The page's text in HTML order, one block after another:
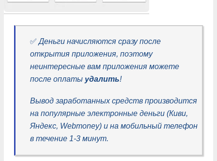
✅Деньги начисляются сразу после
открытия приложения, поэтому
неинтересные вам приложения можете
после оплаты удалить!
Вывод заработанных средств производится
на популярные электронные деньги (Киви,
Яндекс, Webmoney) и на мобильный телефон
в течение 1-3 минут.